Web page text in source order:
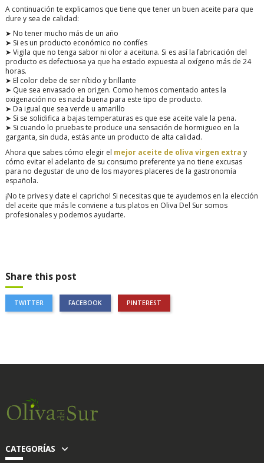
A continuación te explicamos que tiene que tener un buen aceite para que
dure y sea de calidad:
➤ No tener mucho más de un año
➤ Si es un producto económico no confíes
➤ Vigila que no tenga sabor ni olor a aceituna. Si es así la fabricación del
producto es defectuosa ya que ha estado expuesta al oxígeno más de 24
horas.
➤ El color debe de ser nítido y brillante
➤ Que sea envasado en origen. Como hemos comentado antes la
oxigenación no es nada buena para este tipo de producto.
➤ Da igual que sea verde u amarillo
➤ Si se solidifica a bajas temperaturas es que ese aceite vale la pena.
➤ Si cuando lo pruebas te produce una sensación de hormigueo en la
garganta, sin duda, estás ante un producto de alta calidad.
Ahora que sabes cómo elegir el mejor aceite de oliva virgen extra y
cómo evitar el adelanto de su consumo preferente ya no tiene excusas
para no degustar de uno de los mayores placeres de la gastronomía
española.
¡No te prives y date el capricho! Si necesitas que te ayudemos en la elección
del aceite que más le conviene a tus platos en Oliva Del Sur somos
profesionales y podemos ayudarte.
Share this post
TWITTER FACEBOOK PINTEREST
CATEGORÍAS